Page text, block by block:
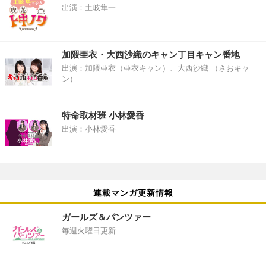
出演：土岐隼一
加隈亜衣・大西沙織のキャン丁目キャン番地
出演：加隈亜衣（亜衣キャン）、大西沙織 （さおキャ
ン）
特命取材班 小林愛香
出演：小林愛香
連載マンガ更新情報
ガールズ＆パンツァー
毎週火曜日更新